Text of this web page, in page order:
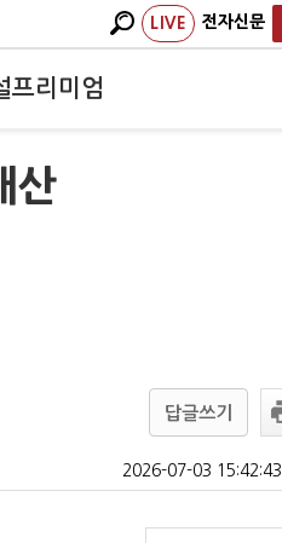
LIVE 전자신문
프리미엄
산
답글쓰기
2026-07-03 15:42:43